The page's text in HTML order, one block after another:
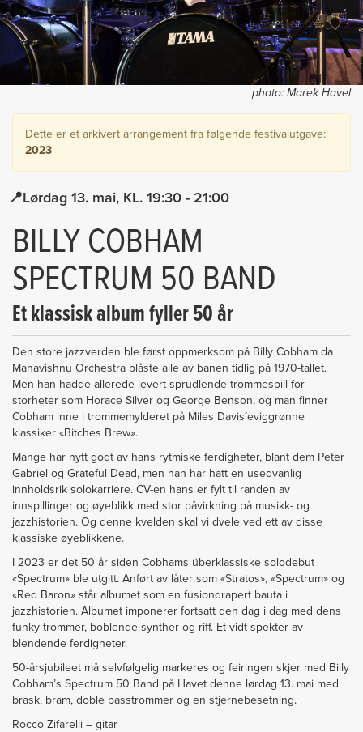
photo: Marek Havel
Dette er et arkivert arrangement fra følgende festivalutgave:
2023
Lørdag 13. mai 19:30 - 21:00
BILLY COBHAM
SPECTRUM 50 BAND
Et klassisk album fyller 50 år
Den store jazzverden ble først oppmerksom på Billy Cobham da
Mahavishnu Orchestra blåste alle av banen tidlig på 1970-tallet.
Men han hadde allerede levert sprudlende trommespill for
storheter som Horace Silver og George Benson, og man finner
Cobham inne i trommemylderet på Miles Davis´eviggrønne
klassiker «Bitches Brew».
Mange har nytt godt av hans rytmiske ferdigheter, blant dem Peter
Gabriel og Grateful Dead, men han har hatt en usedvanlig
innholdsrik solokarriere. CV-en hans er fylt til randen av
innspillinger og øyeblikk med stor påvirkning på musikk- og
jazzhistorien. Og denne kvelden skal vi dvele ved ett av disse
klassiske øyeblikkene.
I 2023 er det 50 år siden Cobhams überklassiske solodebut
«Spectrum» ble utgitt. Anført av låter som «Stratos», «Spectrum» og
«Red Baron» står albumet som en fusiondrapert bauta i
jazzhistorien. Albumet imponerer fortsatt den dag i dag med dens
funky trommer, boblende synther og riff. Et vidt spekter av
blendende ferdigheter.
50-årsjubileet må selvfølgelig markeres og feiringen skjer med Billy
Cobham’s Spectrum 50 Band på Havet denne lørdag 13. mai med
brask, bram, doble basstrommer og en stjernebesetning.
Rocco Zifarelli – gitar